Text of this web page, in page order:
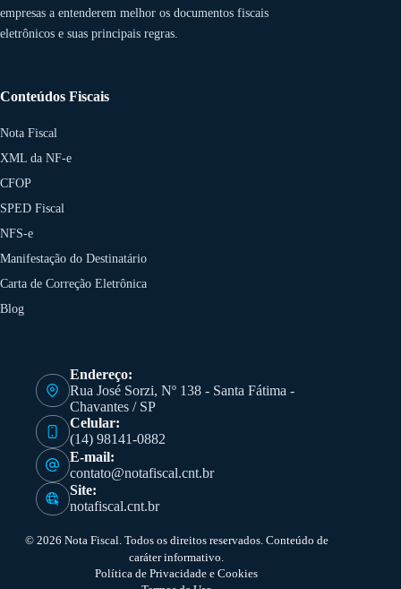
empresas a entenderem melhor os documentos fiscais
eletrônicos e suas principais regras.
Conteúdos Fiscais
Nota Fiscal
XML da NF-e
CFOP
SPED Fiscal
NFS-e
Manifestação do Destinatário
Carta de Correção Eletrônica
Blog
Endereço:
Rua José Sorzi, Nº 138 - Santa Fátima -
Chavantes / SP
Celular:
(14) 98141-0882
E-mail:
contato@notafiscal.cnt.br
Site:
notafiscal.cnt.br
© 2026 Nota Fiscal. Todos os direitos reservados. Conteúdo de
caráter informativo.
Política de Privacidade e Cookies